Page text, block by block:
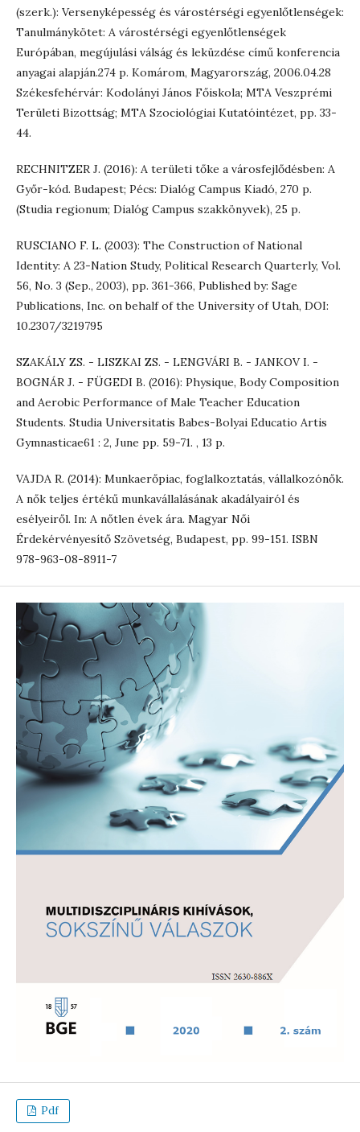
(szerk.): Versenyképesség és várostérségi egyenlőtlenségek:
Tanulmánykötet: A várostérségi egyenlőtlenségek
Európában, megújulási válság és leküzdése című konferencia
anyagai alapján.274 p. Komárom, Magyarország, 2006.04.28
Székesfehérvár: Kodolányi János Főiskola; MTA Veszprémi
Területi Bizottság; MTA Szociológiai Kutatóintézet, pp. 33-
44.
RECHNITZER J. (2016): A területi tőke a városfejlődésben: A
Győr-kód. Budapest; Pécs: Dialóg Campus Kiadó, 270 p.
(Studia regionum; Dialóg Campus szakkönyvek), 25 p.
RUSCIANO F. L. (2003): The Construction of National
Identity: A 23-Nation Study, Political Research Quarterly, Vol.
56, No. 3 (Sep., 2003), pp. 361-366, Published by: Sage
Publications, Inc. on behalf of the University of Utah, DOI:
10.2307/3219795
SZAKÁLY ZS. - LISZKAI ZS. - LENGVÁRI B. - JANKOV I. -
BOGNÁR J. - FÜGEDI B. (2016): Physique, Body Composition
and Aerobic Performance of Male Teacher Education
Students. Studia Universitatis Babes-Bolyai Educatio Artis
Gymnasticae61 : 2, June pp. 59-71. , 13 p.
VAJDA R. (2014): Munkaerőpiac, foglalkoztatás, vállalkozónők.
A nők teljes értékű munkavállalásának akadályairól és
esélyeiről. In: A nőtlen évek ára. Magyar Női
Érdekérvényesítő Szövetség, Budapest, pp. 99-151. ISBN
978-963-08-8911-7
Pdf